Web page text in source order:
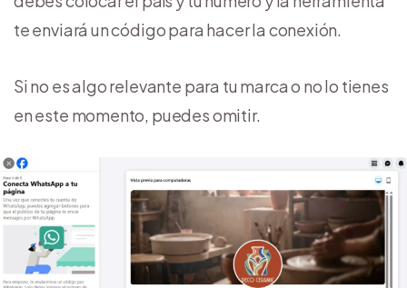
te enviará un código para hacer la conexión.
Si no es algo relevante para tu marca o no lo tienes
en este momento, puedes omitir.